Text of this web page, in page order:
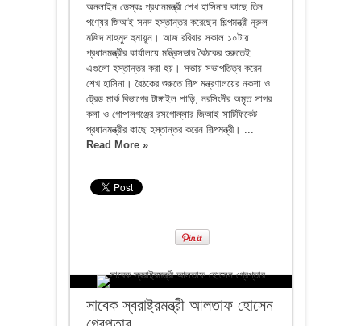
অনলাইন ডেস্কঃ প্রধানমন্ত্রী শেখ হাসিনার কাছে তিন
পণ্যের জিআই সনদ হস্তান্তর করেছেন শিল্পমন্ত্রী নূরুল
মজিদ মাহমুদ হুমায়ূন। আজ রবিবার সকাল ১০টায়
প্রধানমন্ত্রীর কার্যালয়ে মন্ত্রিসভার বৈঠকের শুরুতেই
এগুলো হস্তান্তর করা হয়। সভায় সভাপতিত্ব করেন
শেখ হাসিনা। বৈঠকের শুরুতে শিল্প মন্ত্রণালয়ের নকশা ও
ট্রেড মার্ক বিভাগের টাঙ্গাইল শাড়ি, নরসিংদীর অমৃত সাগর
কলা ও গোপালগঞ্জের রসগোল্লার জিআই সার্টিফিকেট
প্রধানমন্ত্রীর কাছে হস্তান্তর করেন শিল্পমন্ত্রী। ...
Read More »
সাবেক স্বরাষ্ট্রমন্ত্রী আলতাফ হোসেন